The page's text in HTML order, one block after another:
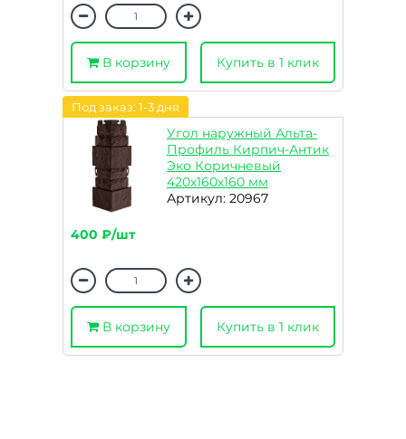
В корзину Купить в 1 клик
Под заказ: 1-3 дня
Угол наружный Альта-
Профиль Кирпич-Антик
Эко Коричневый
420х160х160 мм
Артикул: 20967
400 ₽/шт
В корзину Купить в 1 клик